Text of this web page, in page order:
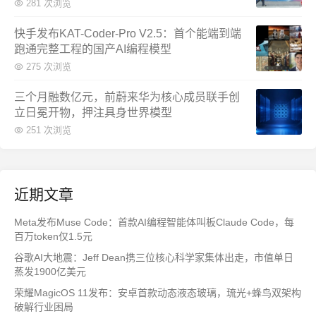
281 次浏览
快手发布KAT-Coder-Pro V2.5：首个能端到端
跑通完整工程的国产AI编程模型
275 次浏览
三个月融数亿元，前蔚来华为核心成员联手创
立日冕开物，押注具身世界模型
251 次浏览
近期文章
Meta发布Muse Code：首款AI编程智能体叫板Claude Code，每
百万token仅1.5元
谷歌AI大地震：Jeff Dean携三位核心科学家集体出走，市值单日
蒸发1900亿美元
荣耀MagicOS 11发布：安卓首款动态液态玻璃，琉光+蜂鸟双架构
破解行业困局